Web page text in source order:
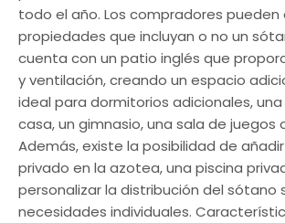
todo el año. Los compradores
propiedades que incluyan o no un
cuenta con un patio inglés que
y ventilación, creando un espacio
ideal para dormitorios adicionales,
casa, un gimnasio, una sala de juegos
Además, existe la posibilidad de
privado en la azotea, una piscina
personalizar la distribución del sótano
necesidades individuales.